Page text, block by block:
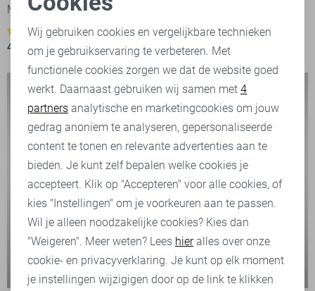
McGregor Korte broek
1
44,95 89,95
49,95 99,95
Noodzakelijke cookies
Personalisatie cookies
Analytische cookies
Marketing cookies
Wij gebruiken cookies en vergelijkbare technieken
om je gebruikservaring te verbeteren. Met
functionele cookies zorgen we dat de website goed
werkt. Daarnaast gebruiken wij samen met 4
partners analytische en marketingcookies om jouw
gedrag anoniem te analyseren, gepersonaliseerde
content te tonen en relevante advertenties aan te
bieden. Je kunt zelf bepalen welke cookies je
accepteert. Klik op "Accepteren" voor alle cookies, of
kies "Instellingen" om je voorkeuren aan te passen.
Wil je alleen noodzakelijke cookies? Kies dan
"Weigeren". Meer weten? Lees hieralles over onze
cookie- en privacyverklaring. Je kunt op elk moment
je instellingen wijzigigen door op de link te klikken